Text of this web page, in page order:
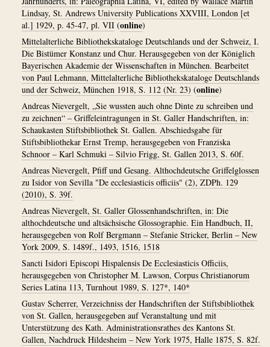
Lindsay, St. Andrews University Publications XXVIII, London [et
al.] 1929, p. 45-47, pl. VII (online)
Mittelalterliche Bibliothekskataloge Deutschlands und der Schweiz, I.
Die Bistümer Konstanz und Chur. Herausgegeben von der Königlich
Bayerischen Akademie der Wissenschaften in München. Bearbeitet
von Paul Lehmann, Mittelalterliche Bibliothekskataloge Deutschlands
und der Schweiz, München 1918, S. 112 (Nr. 23) (online)
Andreas Nievergelt, „Sie wussten auch ohne Dinte zu schreiben und
zu zeichnen“ – Griffeleintragungen in St. Galler Handschriften, in:
Schaukasten Stiftsbibliothek St. Gallen. Abschiedsgabe für
Stiftsbibliothekar Ernst Tremp, herausgegeben von Franziska
Schnoor – Karl Schmuki – Silvio Frigg, St. Gallen 2013, S. 60f.
Andreas Nievergelt, Pfiff und Gesang. Althochdeutsche Griffelglossen
zu Isidor von Sevilla "De ecclesiasticis officiis" (2), ZDPh. 129
(2010), S. 39f.
Andreas Nievergelt, St. Galler Glossenhandschriften, in: Die
althochdeutsche und altsächsische Glossographie. Ein Handbuch, II,
herausgegeben von Rolf Bergmann – Stefanie Stricker, Berlin – New
York 2009, S. 1489f., 1493, 1516, 1518
Sancti Isidori Episcopi Hispalensis De Ecclesiasticis Officiis,
herausgegeben von Christopher M. Lawson, Corpus Christianorum
Series Latina 113, Turnhout 1989, S. 127*, 140*
Gustav Scherrer, Verzeichniss der Handschriften der Stiftsbibliothek
von St. Gallen, herausgegeben auf Veranstaltung und mit
Unterstützung des Kath. Administrationsrathes des Kantons St.
Gallen, Nachdruck Hildesheim – New York 1975, Halle 1875, S. 82f.